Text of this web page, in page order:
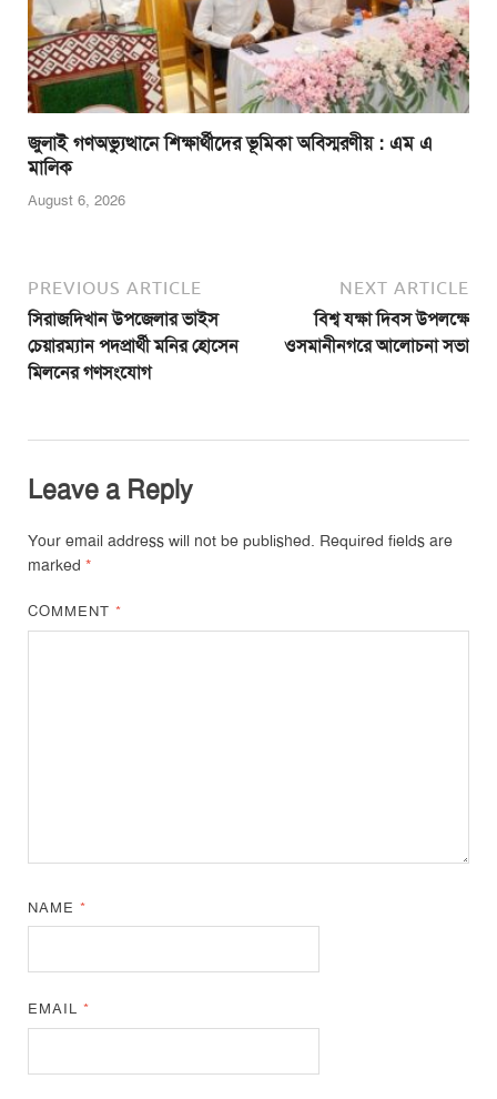
জুলাই গণঅভ্যুত্থানে শিক্ষার্থীদের ভূমিকা অবিস্মরণীয় : এম এ
মালিক
August 6, 2026
PREVIOUS ARTICLE
সিরাজদিখান উপজেলার ভাইস
চেয়ারম্যান পদপ্রার্থী মনির হোসেন
মিলনের গণসংযোগ
NEXT ARTICLE
বিশ্ব যক্ষা দিবস উপলক্ষে
ওসমানীনগরে আলোচনা সভা
Leave a Reply
Your email address will not be published. Required fields are
marked *
COMMENT*
NAME*
EMAIL*